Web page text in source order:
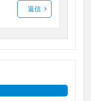
返信